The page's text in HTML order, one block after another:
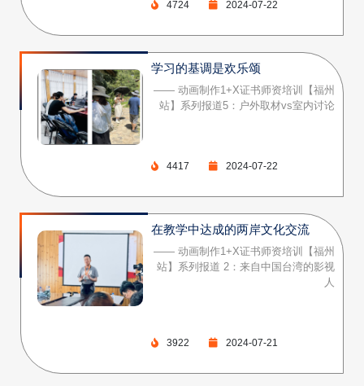
4724 2024-07-22
学习的基调是欢乐颂
—— 动画制作1+X证书师资培训【福州
站】系列报道5：户外取材vs室内讨论
4417 2024-07-22
在教学中达成的两岸文化交流
—— 动画制作1+X证书师资培训【福州
站】系列报道 2：来自中国台湾的影视
人
3922 2024-07-21